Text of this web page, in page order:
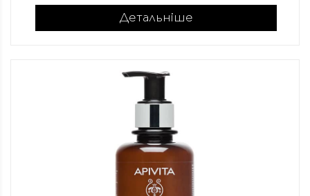
Детальніше